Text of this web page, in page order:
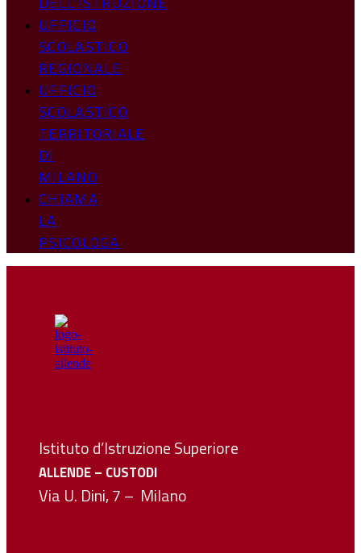
UFFICIO
SCOLASTICO
REGIONALE
UFFICIO
SCOLASTICO
TERRITORIALE
DI
MILANO
CHIAMA
LA
PSICOLOGA
Istituto d’Istruzione Superiore
ALLENDE – CUSTODI
Via U. Dini, 7 – Milano